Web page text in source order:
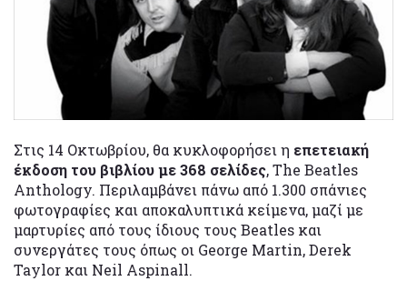
Στις 14 Οκτωβρίου, θα κυκλοφορήσει η επετειακή
έκδοση του βιβλίου με 368 σελίδες, The Beatles
Anthology. Περιλαμβάνει πάνω από 1.300 σπάνιες
φωτογραφίες και αποκαλυπτικά κείμενα, μαζί με
μαρτυρίες από τους ίδιους τους Beatles και
συνεργάτες τους όπως οι George Martin, Derek
Taylor και Neil Aspinall.